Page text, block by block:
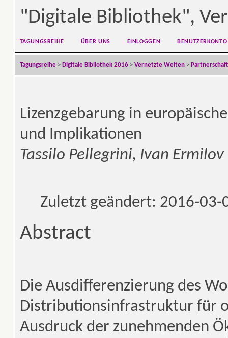
"Digitale Bibliothek",
TAGUNGSREIHE ÜBER UNS EINLOGGEN BENUTZERKONTO
Tagungsreihe> Digitale Bibliothek 2016> Vernetzte Welten>
Lizenzgebarung in
und Implikationen
Tassilo Pellegrini, Ivan Ermilov
Zuletzt geändert: 2016-03-
Abstract
Die Ausdifferenzierung des
Distributionsinfrastruktur für
Ausdruck der zunehmenden